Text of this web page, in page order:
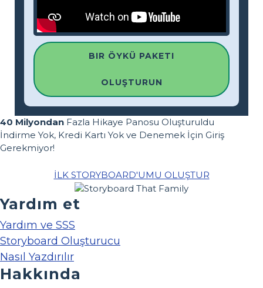
BIR ÖYKÜ PAKETI
OLUŞTURUN
40 Milyondan Fazla Hikaye Panosu Oluşturuldu
İndirme Yok, Kredi Kartı Yok ve Denemek İçin Giriş
Gerekmiyor!
İLK STORYBOARD'UMU OLUŞTUR
Yardım et
Yardım ve SSS
Storyboard Oluşturucu
Nasıl Yazdırılır
Hakkında